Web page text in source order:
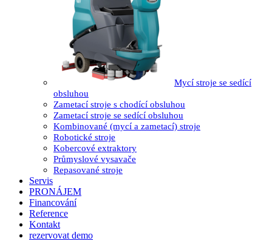
Mycí stroje se sedící
obsluhou
Zametací stroje s chodící obsluhou
Zametací stroje se sedící obsluhou
Kombinované (mycí a zametací) stroje
Robotické stroje
Kobercové extraktory
Průmyslové vysavače
Repasované stroje
Servis
PRONÁJEM
Financování
Reference
Kontakt
rezervovat demo